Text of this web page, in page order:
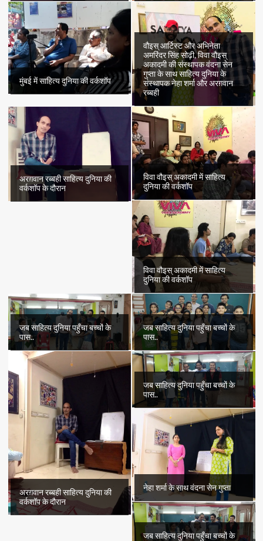
मुंबई में साहित्य दुनिया की वर्कशॉप
वौइस् आर्टिस्ट और अभिनेता
अमरिंदर सिंह सोढ़ी, विवा वौइस्
अकादमी की संस्थापक वंदना सेन
गुप्ता के साथ साहित्य दुनिया के
संस्थापक नेहा शर्मा और अरग़वान
रब्बही
अरग़वान रब्बही साहित्य दुनिया की
वर्कशॉप के दौरान
विवा वौइस् अकादमी में साहित्य
दुनिया की वर्कशॉप
विवा वौइस् अकादमी में साहित्य
दुनिया की वर्कशॉप
जब साहित्य दुनिया पहुँचा बच्चों के
पास..
जब साहित्य दुनिया पहुँचा बच्चों के
पास..
अरग़वान रब्बही साहित्य दुनिया की
वर्कशॉप के दौरान
जब साहित्य दुनिया पहुँचा बच्चों के
पास..
नेहा शर्मा के साथ वंदना सेन गुप्ता
जब साहित्य दुनिया पहुँचा बच्चों के